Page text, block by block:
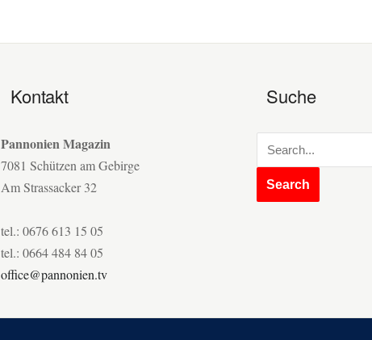
Kontakt
Pannonien Magazin
7081 Schützen am Gebirge
Am Strassacker 32
tel.: 0676 613 15 05
tel.: 0664 484 84 05
office@pannonien.tv
Suche